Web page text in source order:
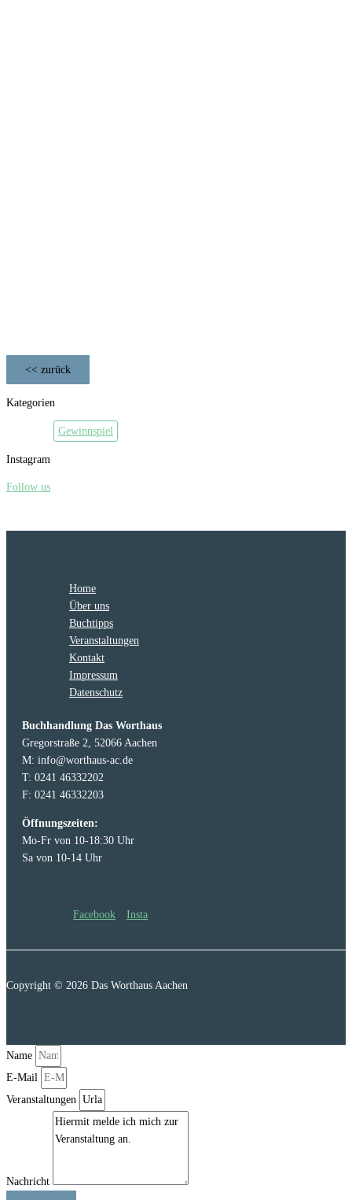
<< zurück
Kategorien
Gewinnspiel
Instagram
Follow us
Home
Über uns
Buchtipps
Veranstaltungen
Kontakt
Impressum
Datenschutz
Buchhandlung Das Worthaus
Gregorstraße 2, 52066 Aachen
M: info@worthaus-ac.de
T: 0241 46332202
F: 0241 46332203
Öffnungszeiten:
Mo-Fr von 10-18:30 Uhr
Sa von 10-14 Uhr
Facebook Insta
Copyright © 2026 Das Worthaus Aachen
Name
E-Mail
Veranstaltungen
Nachricht